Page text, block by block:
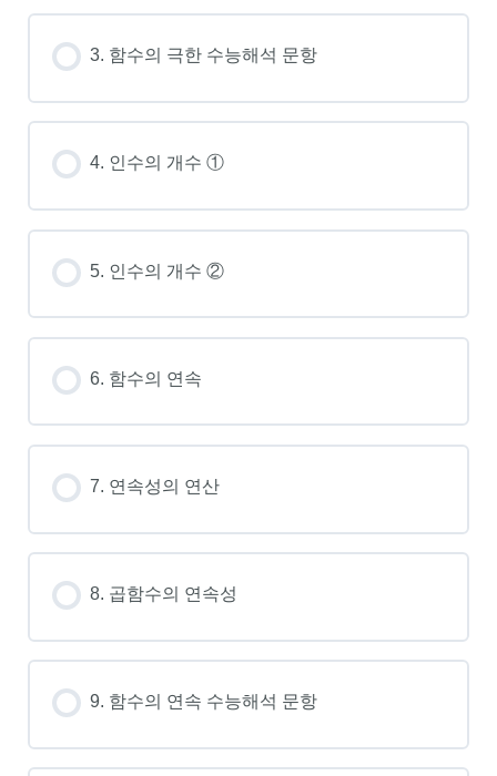
3. 함수의 극한 수능해석 문항
4. 인수의 개수 ①
5. 인수의 개수 ②
6. 함수의 연속
7. 연속성의 연산
8. 곱함수의 연속성
9. 함수의 연속 수능해석 문항